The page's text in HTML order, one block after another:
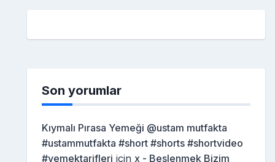
Son yorumlar
Kıymalı Pırasa Yemeği @ustam mutfakta
#ustammutfakta #short #shorts #shortvideo
#yemektarifleri için x - Beslenmek Bizim